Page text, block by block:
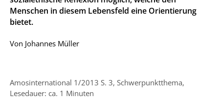
Menschen in diesem Lebensfeld eine Orientierung
bietet.
Von Johannes Müller
Amosinternational 1/2013 S. 3, Schwerpunktthema,
Lesedauer: ca. 1 Minuten